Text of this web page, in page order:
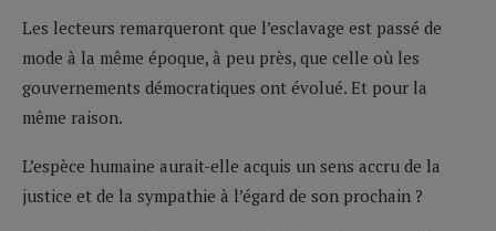
Les lecteurs remarqueront que l’esclavage est passé de
mode à la même époque, à peu près, que celle où les
gouvernements démocratiques ont évolué. Et pour la
même raison.
L’espèce humaine aurait-elle acquis un sens accru de la
justice et de la sympathie à l’égard de son prochain ?